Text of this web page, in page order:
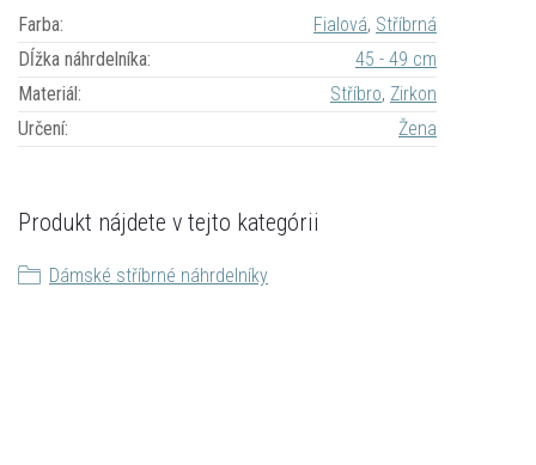
Farba: Fialová, Stříbrná
Dĺžka náhrdelníka:
45 - 49 cm
Materiál: Stříbro, Zirkon
Určení: Žena
Produkt nájdete v tejto kategórii
Dámské stříbrné náhrdelníky